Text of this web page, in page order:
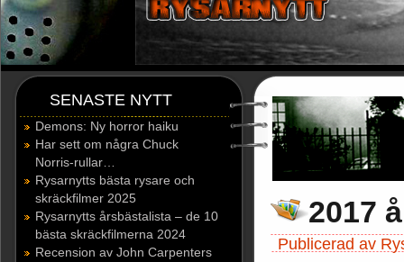
SENASTE NYTT
Demons: Ny horror haiku
Har sett om några Chuck
Norris-rullar…
Rysarnytts bästa rysare och
skräckfilmer 2025
Rysarnytts årsbästalista – de 10
bästa skräckfilmerna 2024
Recension av John Carpenters
2017
Publicerad av